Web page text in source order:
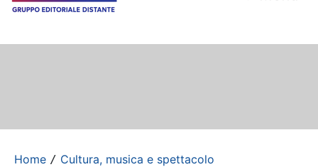
Home / Cultura, musica e spettacolo